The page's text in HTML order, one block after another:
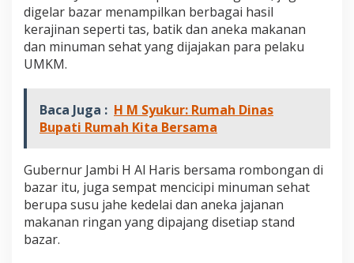
digelar bazar menampilkan berbagai hasil
kerajinan seperti tas, batik dan aneka makanan
dan minuman sehat yang dijajakan para pelaku
UMKM.
Baca Juga : H M Syukur: Rumah Dinas
Bupati Rumah Kita Bersama
Gubernur Jambi H Al Haris bersama rombongan di
bazar itu, juga sempat mencicipi minuman sehat
berupa susu jahe kedelai dan aneka jajanan
makanan ringan yang dipajang disetiap stand
bazar.